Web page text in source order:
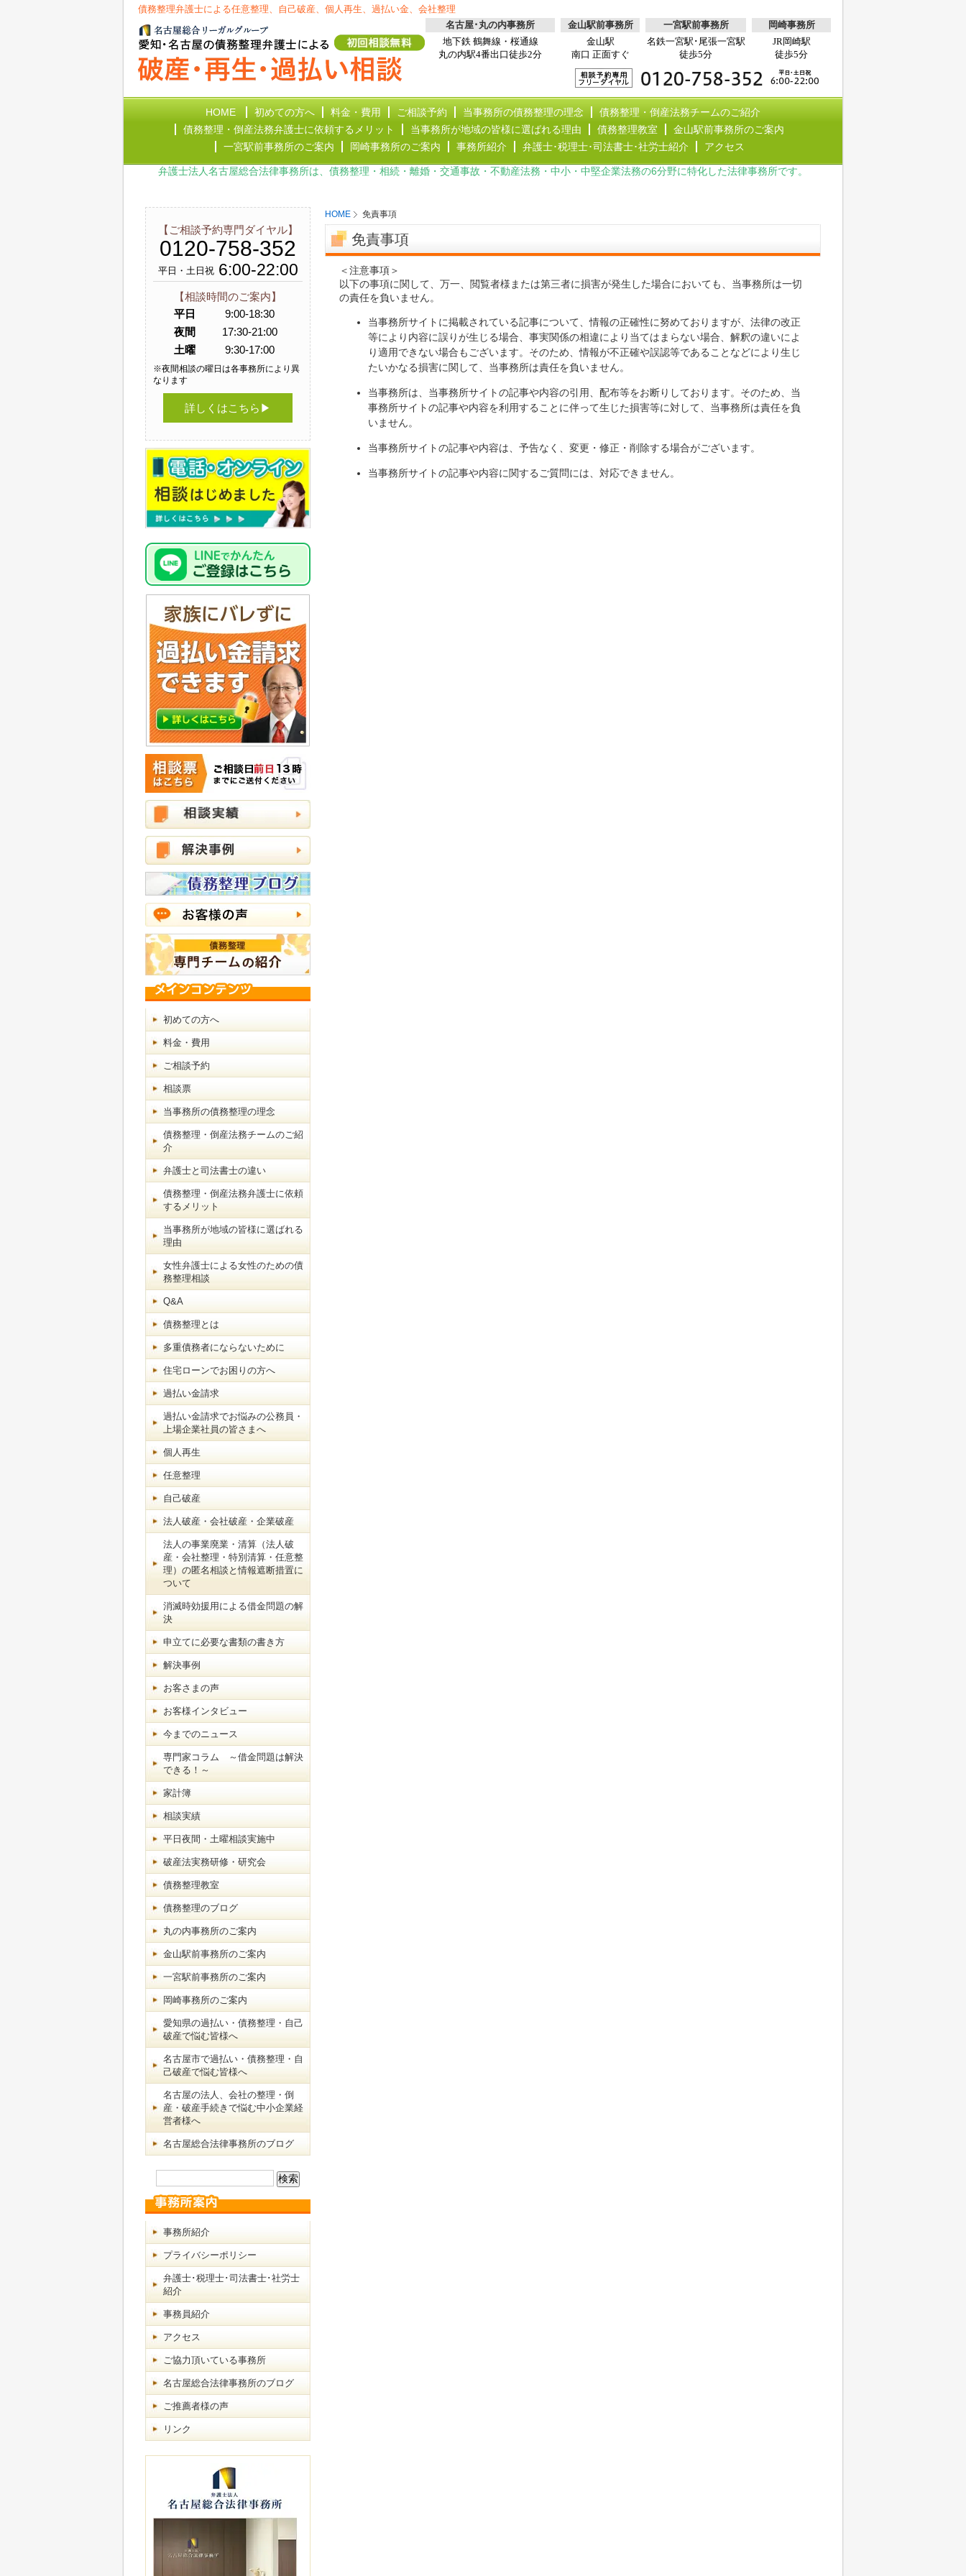
債務整理弁護士による任意整理、自己破産、個人再生、過払い金、会社整理
名古屋･丸の内事務所
地下鉄 鶴舞線・桜通線
丸の内駅4番出口徒歩2分
金山駅前事務所
金山駅
南口 正面すぐ
一宮駅前事務所
名鉄一宮駅･尾張一宮駅
徒歩5分
岡崎事務所
JR岡崎駅
徒歩5分
HOME 初めての方へ 料金・費用 ご相談予約 当事務所の債務整理の理念
債務整理・倒産法務チームのご紹介
債務整理・倒産法務弁護士に依頼するメリット
当事務所が地域の皆様に選ばれる理由 債務整理教室
金山駅前事務所のご案内
一宮駅前事務所のご案内
岡崎事務所のご案内 事務所紹介 弁護士･税理士･司法書士･社労士紹介 アクセス
弁護士法人名古屋総合法律事務所は、債務整理・相続・離婚・交通事故・不動産法務・中小・中堅企業法務の6分野に特化した法律事務所です。
HOME 免責事項
免責事項
＜注意事項＞
以下の事項に関して、万一、閲覧者様または第三者に損害が発生した場合においても、当事務所は一切
の責任を負いません。
当事務所サイトに掲載されている記事について、情報の正確性に努めておりますが、法律の改正
等により内容に誤りが生じる場合、事実関係の相違により当てはまらない場合、解釈の違いによ
り適用できない場合もございます。そのため、情報が不正確や誤認等であることなどにより生じ
たいかなる損害に関して、当事務所は責任を負いません。
当事務所は、当事務所サイトの記事や内容の引用、配布等をお断りしております。そのため、当
事務所サイトの記事や内容を利用することに伴って生じた損害等に対して、当事務所は責任を負
いません。
当事務所サイトの記事や内容は、予告なく、変更・修正・削除する場合がございます。
当事務所サイトの記事や内容に関するご質問には、対応できません。
【ご相談予約専門ダイヤル】
0120-758-352
平日・土日祝6:00-22:00
【相談時間のご案内】
平日
9:00-18:30
夜間
17:30-21:00
土曜
9:30-17:00
※夜間相談の曜日は各事務所により異
なります
詳しくはこちら▶
初めての方へ
料金・費用
ご相談予約
相談票
当事務所の債務整理の理念
債務整理・倒産法務チームのご紹
介
弁護士と司法書士の違い
債務整理・倒産法務弁護士に依頼
するメリット
当事務所が地域の皆様に選ばれる
理由
女性弁護士による女性のための債
務整理相談
Q&A
債務整理とは
多重債務者にならないために
住宅ローンでお困りの方へ
過払い金請求
過払い金請求でお悩みの公務員・
上場企業社員の皆さまへ
個人再生
任意整理
自己破産
法人破産・会社破産・企業破産
法人の事業廃業・清算（法人破
産・会社整理・特別清算・任意整
理）の匿名相談と情報遮断措置に
ついて
消滅時効援用による借金問題の解
決
申立てに必要な書類の書き方
解決事例
お客さまの声
お客様インタビュー
今までのニュース
専門家コラム ～借金問題は解決
できる！～
家計簿
相談実績
平日夜間・土曜相談実施中
破産法実務研修・研究会
債務整理教室
債務整理のブログ
丸の内事務所のご案内
金山駅前事務所のご案内
一宮駅前事務所のご案内
岡崎事務所のご案内
愛知県の過払い・債務整理・自己
破産で悩む皆様へ
名古屋市で過払い・債務整理・自
己破産で悩む皆様へ
名古屋の法人、会社の整理・倒
産・破産手続きで悩む中小企業経
営者様へ
名古屋総合法律事務所のブログ
事務所紹介
プライバシーポリシー
弁護士･税理士･司法書士･社労士
紹介
事務員紹介
アクセス
ご協力頂いている事務所
名古屋総合法律事務所のブログ
ご推薦者様の声
リンク